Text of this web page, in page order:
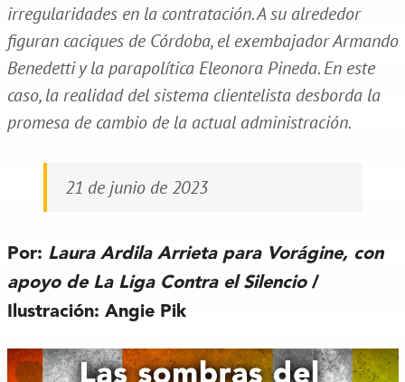
irregularidades en la contratación. A su alrededor
figuran caciques de Córdoba, el exembajador Armando
Benedetti y la parapolítica Eleonora Pineda. En este
caso, la realidad del sistema clientelista desborda la
promesa de cambio de la actual administración.
21 de junio de 2023
Por: Laura Ardila Arrieta para Vorágine, con
apoyo de La Liga Contra el Silencio/
Ilustración: Angie Pik